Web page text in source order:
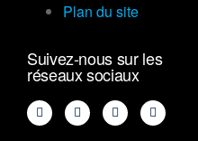
Plan du site
Suivez-nous sur les
réseaux sociaux